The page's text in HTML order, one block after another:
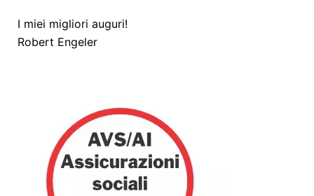
I miei migliori auguri!
Robert Engeler